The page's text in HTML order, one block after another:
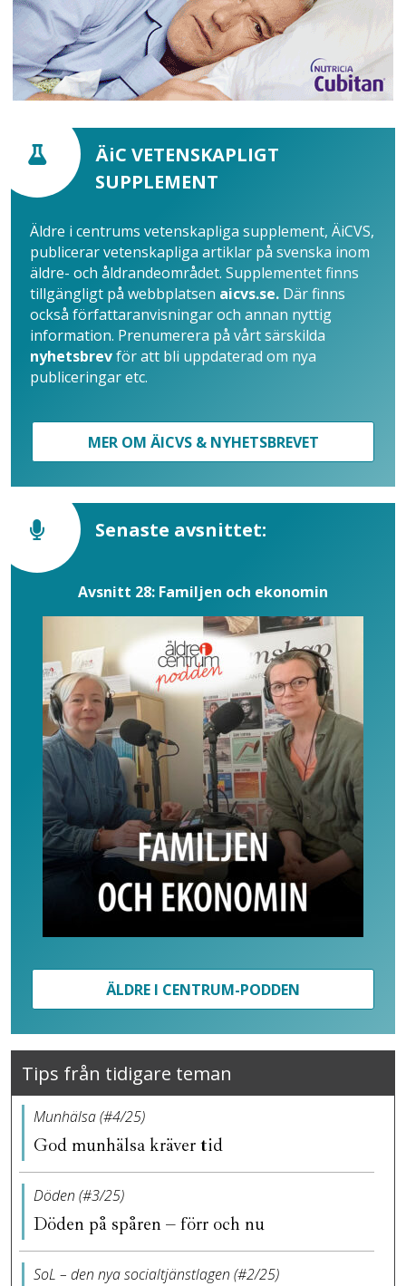
ÄiC VETENSKAPLIGT
SUPPLEMENT
Äldre i centrums vetenskapliga supplement, ÄiCVS,
publicerar vetenskapliga artiklar på svenska inom
äldre- och åldrandeområdet. Supplementet finns
tillgängligt på webbplatsen aicvs.se. Där finns
också författaranvisningar och annan nyttig
information. Prenumerera på vårt särskilda
nyhetsbrevför att bli uppdaterad om nya
publiceringar etc.
MER OM ÄICVS & NYHETSBREVET
Senaste avsnittet:
Avsnitt 28: Familjen och ekonomin
ÄLDRE I CENTRUM-PODDEN
Tips från tidigare teman
Munhälsa (#4/25)
God munhälsa kräver tid
Döden (#3/25)
Döden på spåren – förr och nu
SoL – den nya socialtjänstlagen (#2/25)